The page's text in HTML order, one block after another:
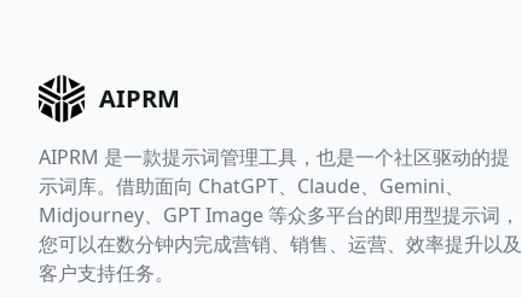
AIPRM
AIPRM 是一款提示词管理工具，也是一个社区驱动的提
示词库。借助面向 ChatGPT、Claude、Gemini、
Midjourney、GPT Image 等众多平台的即用型提示词，
您可以在数分钟内完成营销、销售、运营、效率提升以及
客户支持任务。